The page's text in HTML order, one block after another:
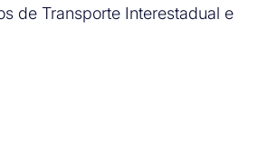
de Transporte Interestadual e